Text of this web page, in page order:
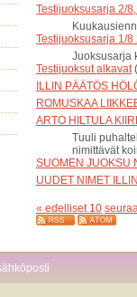
Testijuoksusarja 2/
Testijuoksusarja 1/8
Juoksusarja
Testijuoksut alkavat
ILLIN PÄÄTÖS
ROMUSKAA
ARTO HILTULA
Tuuli
nimittävät
SUOMEN JUOKSU
UUDET NIMET
« edelliset 10